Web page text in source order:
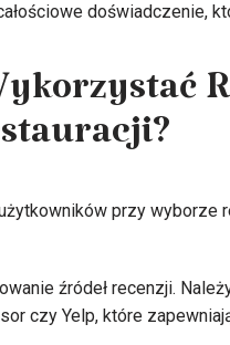
doświadczenie,
przy wyborze
źródeł recenzji.
czy Yelp, które